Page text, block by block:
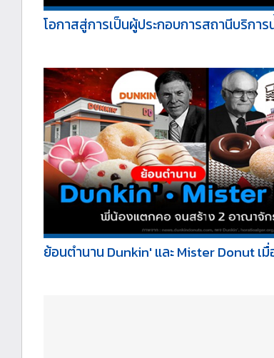
โอกาสสู่การเป็นผู้ประกอบการสถานีบริการ
ย้อนตำนาน Dunkin' และ Mister Donut เ